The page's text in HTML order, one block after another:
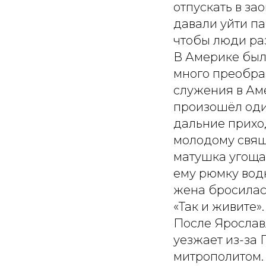
отпускать в
давали уйти
чтобы люди
В Америке
много
служения в
произошёл
дальние
молодому
матушка
ему рюмку
жена
«Так и живите».
После
уезжает из-за